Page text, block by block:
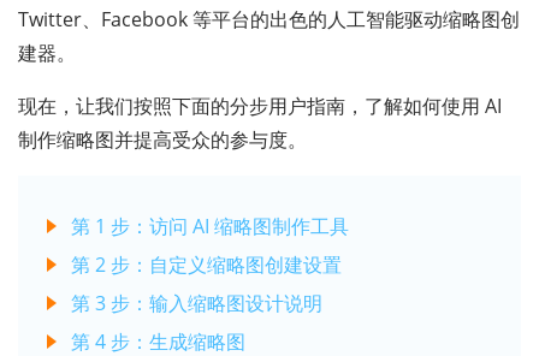
Twitter、Facebook 等平台的出色的人工智能驱动缩略图创
建器。
现在，让我们按照下面的分步用户指南，了解如何使用 AI
制作缩略图并提高受众的参与度。
第 1 步：访问 AI 缩略图制作工具
第 2 步：自定义缩略图创建设置
第 3 步：输入缩略图设计说明
第 4 步：生成缩略图